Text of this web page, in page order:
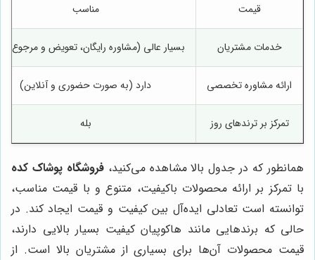
قیمت مناسب
خدمات مشتریان بسیار عالی (مشاوره رایگان، تعویض و مرجوع
ارائه مشاوره تخصصی دارد (به صورت حضوری و آنلاین)
تمرکز بر ترندهای روز بله
همانطور که در جدول بالا مشاهده می‌کنید،فروشگاه پوشاک کده
با تمرکز بر ارائه محصولات باکیفیت، متنوع و با قیمت مناسب،
توانسته است تعادلی ایده‌آل بین کیفیت و قیمت ایجاد کند. در
حالی که برندهایی مانند هاکوپیان کیفیت بسیار بالایی دارند،
قیمت محصولات آن‌ها برای بسیاری از مشتریان بالا است. از